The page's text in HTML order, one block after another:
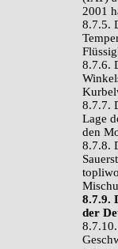
2001
8.7.5.
8.7.6.
8.7.7.
Lage
den
8.7.8.
8.7.9.
der